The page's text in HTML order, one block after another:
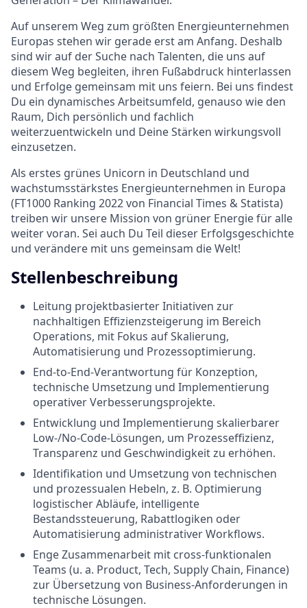
Auf unserem Weg zum größten Energieunternehmen
Europas stehen wir gerade erst am Anfang. Deshalb
sind wir auf der Suche nach Talenten, die uns auf
diesem Weg begleiten, ihren Fußabdruck hinterlassen
und Erfolge gemeinsam mit uns feiern. Bei uns findest
Du ein dynamisches Arbeitsumfeld, genauso wie den
Raum, Dich persönlich und fachlich
weiterzuentwickeln und Deine Stärken wirkungsvoll
einzusetzen.
Als erstes grünes Unicorn in Deutschland und
wachstumsstärkstes Energieunternehmen in Europa
(FT1000 Ranking 2022 von Financial Times & Statista)
treiben wir unsere Mission von grüner Energie für alle
weiter voran. Sei auch Du Teil dieser Erfolgsgeschichte
und verändere mit uns gemeinsam die Welt!
Stellenbeschreibung
Leitung projektbasierter Initiativen zur
nachhaltigen Effizienzsteigerung im Bereich
Operations, mit Fokus auf Skalierung,
Automatisierung und Prozessoptimierung.
End-to-End-Verantwortung für Konzeption,
technische Umsetzung und Implementierung
operativer Verbesserungsprojekte.
Entwicklung und Implementierung skalierbarer
Low-/No-Code-Lösungen, um Prozesseffizienz,
Transparenz und Geschwindigkeit zu erhöhen.
Identifikation und Umsetzung von technischen
und prozessualen Hebeln, z. B. Optimierung
logistischer Abläufe, intelligente
Bestandssteuerung, Rabattlogiken oder
Automatisierung administrativer Workflows.
Enge Zusammenarbeit mit cross-funktionalen
Teams (u. a. Product, Tech, Supply Chain, Finance)
zur Übersetzung von Business-Anforderungen in
technische Lösungen.